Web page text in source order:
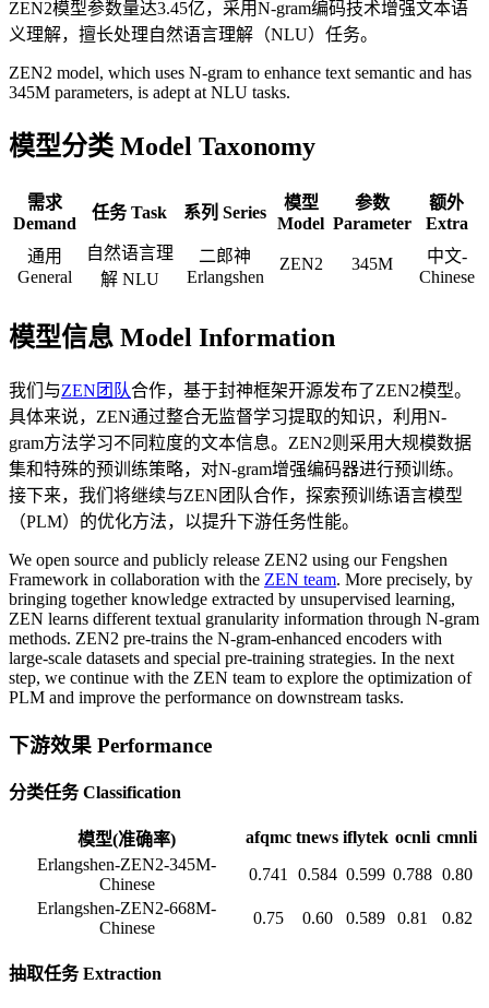
ZEN2模型参数量达3.45亿，采用N-gram编码技术增强文本语
义理解，擅长处理自然语言理解（NLU）任务。
ZEN2 model, which uses N-gram to enhance text semantic and has
345M parameters, is adept at NLU tasks.
模型分类 Model Taxonomy
需求
Demand
任务 Task 系列 Series
模型
Model
参数
Parameter
额外
Extra
通用
General
自然语言理
解 NLU
二郎神
Erlangshen
ZEN2 345M
中文-
Chinese
模型信息 Model Information
我们与ZEN团队合作，基于封神框架开源发布了ZEN2模型。
具体来说，ZEN通过整合无监督学习提取的知识，利用N-
gram方法学习不同粒度的文本信息。ZEN2则采用大规模数据
集和特殊的预训练策略，对N-gram增强编码器进行预训练。
接下来，我们将继续与ZEN团队合作，探索预训练语言模型
（PLM）的优化方法，以提升下游任务性能。
We open source and publicly release ZEN2 using our Fengshen
Framework in collaboration with the ZEN team. More precisely, by
bringing together knowledge extracted by unsupervised learning,
ZEN learns different textual granularity information through N-gram
methods. ZEN2 pre-trains the N-gram-enhanced encoders with
large-scale datasets and special pre-training strategies. In the next
step, we continue with the ZEN team to explore the optimization of
PLM and improve the performance on downstream tasks.
下游效果 Performance
分类任务 Classification
模型(准确率) afqmc tnews iflytek ocnli cmnli
Erlangshen-ZEN2-345M-
Chinese
0.741 0.584 0.599 0.788 0.80
Erlangshen-ZEN2-668M-
Chinese
0.75 0.60 0.589 0.81 0.82
抽取任务 Extraction